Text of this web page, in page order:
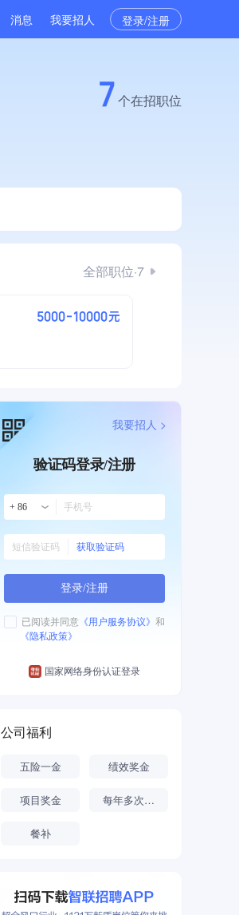
消息 我要招人 登录/注册
7个在招职位
全部职位·7
5000-10000元
验证码登录/注册
+ 86
获取验证码
登录/注册
已阅读并同意 《用户服务协议》 和
《隐私政策》
国家网络身份认证登录
我要招人 >
公司福利
五险一金 绩效奖金
项目奖金 每年多次调薪
餐补